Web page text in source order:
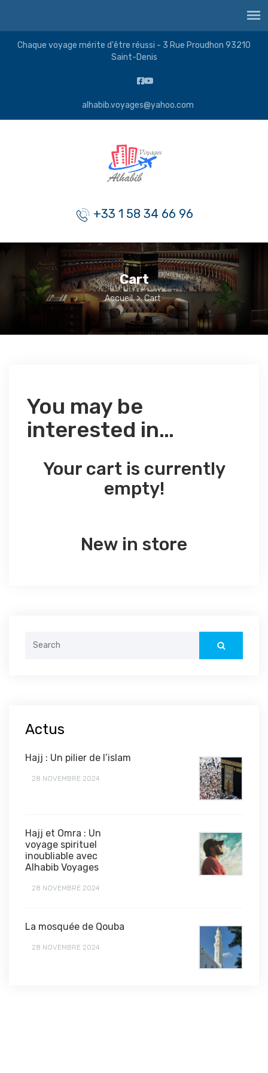
Chaque voyage mérite d'être réussi - 3 Rue Proudhon 93210
Saint-Denis
alhabib.voyages@yahoo.com
+33 1 58 34 66 96
Cart
Accueil > Cart
You may be
interested in…
Your cart is currently
empty!
New in store
Actus
Hajj : Un pilier de l’islam
28 NOVEMBRE 2024
Hajj et Omra : Un
voyage spirituel
inoubliable avec
Alhabib Voyages
28 NOVEMBRE 2024
La mosquée de Qouba
28 NOVEMBRE 2024